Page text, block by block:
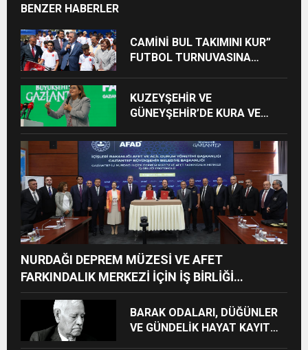
BENZER HABERLER
CAMİNİ BUL TAKIMINI KUR”
FUTBOL TURNUVASINA
KUZEYŞEHİR VE
GÜNEYŞEHİR’DE KURA VE
BAHÇELİEVLER’DE 5 BİN
KONUTUN TEMELİ ATILDI
NURDAĞI DEPREM MÜZESİ VE AFET
FARKINDALIK MERKEZİ İÇİN İŞ BİRLİĞİ
PROTOKOLÜ İMZALANDI
BARAK ODALARI, DÜĞÜNLER
VE GÜNDELİK HAYAT KAYIT